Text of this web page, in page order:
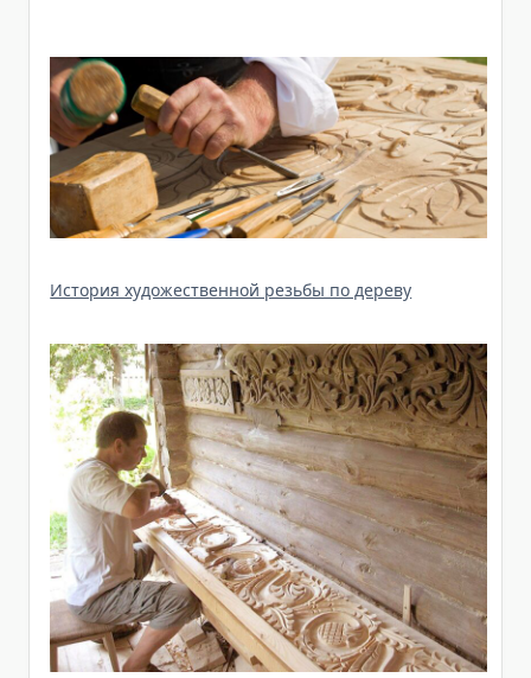
История художественной резьбы по дереву